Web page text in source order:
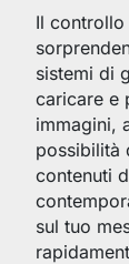
Il controllo
sistemi di
caricare e
immagini,
possibilità
contenuti
sul tuo